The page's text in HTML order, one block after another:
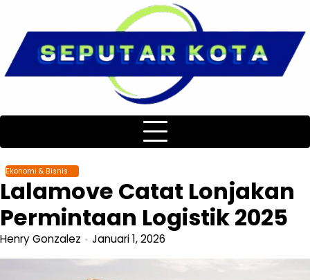
content
Ekonomi & Bisnis
Lalamove Catat Lonjakan
Permintaan Logistik 2025
Henry Gonzalez Januari 1, 2026